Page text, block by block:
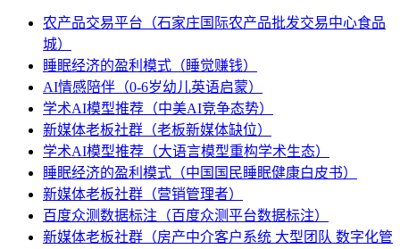
农产品交易平台（石家庄国际农产品批发交易中心食品
城）
睡眠经济的盈利模式（睡觉赚钱）
AI情感陪伴（0-6岁幼儿英语启蒙）
学术AI模型推荐（中美AI竞争态势）
新媒体老板社群（老板新媒体缺位）
学术AI模型推荐（大语言模型重构学术生态）
睡眠经济的盈利模式（中国国民睡眠健康白皮书）
新媒体老板社群（营销管理者）
百度众测数据标注（百度众测平台数据标注）
新媒体老板社群（房产中介客户系统 大型团队 数字化管